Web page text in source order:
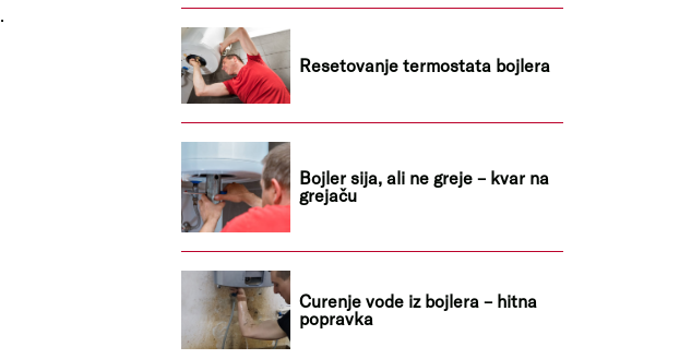
Resetovanje termostata bojlera
Bojler sija, ali ne greje – kvar na
grejaču
Curenje vode iz bojlera – hitna
popravka